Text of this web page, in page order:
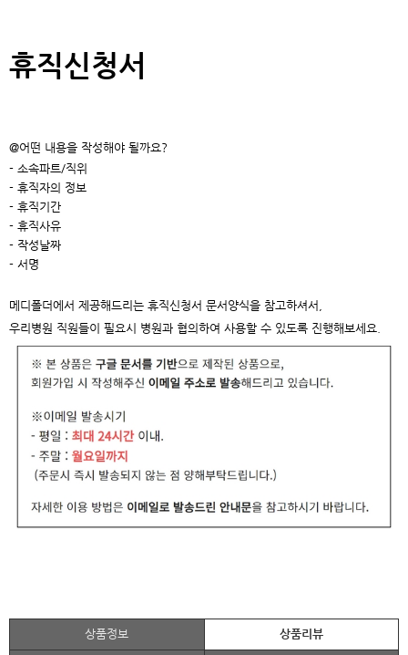
휴직신청서
@어떤 내용을 작성해야 될까요?
- 소속파트/직위
- 휴직자의 정보
- 휴직기간
- 휴직사유
- 작성날짜
- 서명
메디폴더에서 제공해드리는 휴직신청서 문서양식을 참고하셔서,
우리병원 직원들이 필요시 병원과 협의하여 사용할 수 있도록 진행해보세요.
상품정보 상품리뷰